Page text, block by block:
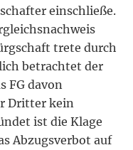
einschließe.
trete durch
betrachtet der
FG davon
Dritter kein
ist die Klage
Abzugsverbot auf